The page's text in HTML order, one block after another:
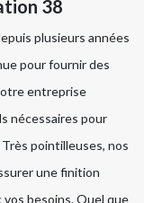
38
plusieurs années
pour fournir des
entreprise
nécessaires pour
pointilleuses, nos
une finition
besoins. Quel que